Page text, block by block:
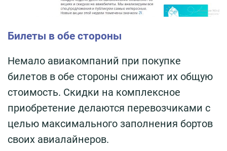
Билеты в обе стороны
Немало авиакомпаний при покупке
билетов в обе стороны снижают их общую
стоимость. Скидки на комплексное
приобретение делаются перевозчиками с
целью максимального заполнения бортов
своих авиалайнеров.